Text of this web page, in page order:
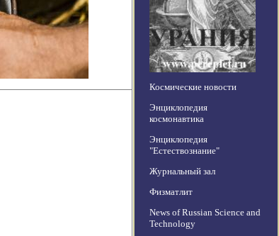
Космические новости
Энциклопедия
космонавтика
Энциклопедия
"Естествознание"
Журнальный зал
Физматлит
News of Russian Science and
Technology